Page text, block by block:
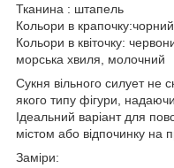
Тканина : штапель
Кольори в
Кольори в квіточку:
морська хвиля, молочний
Сукня вільного силует не
якого типу фігури,
Ідеальний варіант для
містом або відпочинку на
Заміри: